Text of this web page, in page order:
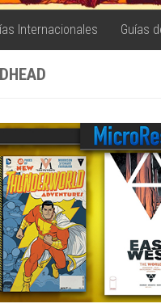
Internacionales Guías